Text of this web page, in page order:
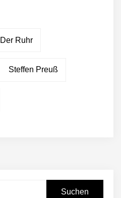
Ruhr
Steffen Preuß